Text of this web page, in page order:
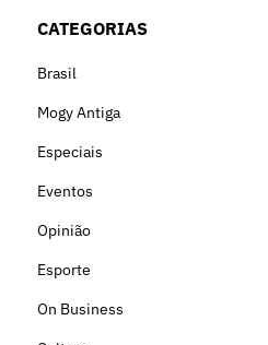
CATEGORIAS
Brasil
Mogy Antiga
Especiais
Eventos
Opinião
Esporte
On Business